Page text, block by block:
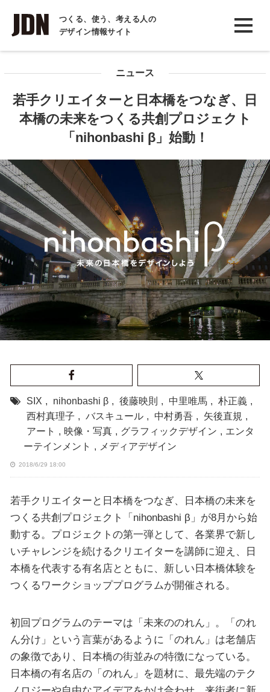
つくる、使う、考える人の
デザイン情報サイト
INTERVIEW
インタビュー
COLUMN
ニュース
若手クリエイターと日本橋をつなぎ、日
本橋の未来をつくる共創プロジェクト
「nihonbashi β」始動！
SIX , nihonbashi β , 後藤映則 , 中里唯馬 , 朴正義 ,
西村真理子 , バスキュール , 中村勇吾 , 矢後直規 ,
アート , 映像・写真 , グラフィックデザイン , エンタ
ーテインメント , メディアデザイン
2018/6/29 18:00
若手クリエイターと日本橋をつなぎ、日本橋の未来を
つくる共創プロジェクト「nihonbashi β」が8月から始
動する。プロジェクトの第一弾として、各業界で新し
いチャレンジを続けるクリエイターを講師に迎え、日
本橋を代表する有名店とともに、新しい日本橋体験を
つくるワークショッププログラムが開催される。
初回プログラムのテーマは「未来ののれん」。「のれ
ん分け」という言葉があるように「のれん」は老舗店
の象徴であり、日本橋の街並みの特徴になっている。
日本橋の有名店の「のれん」を題材に、最先端のテク